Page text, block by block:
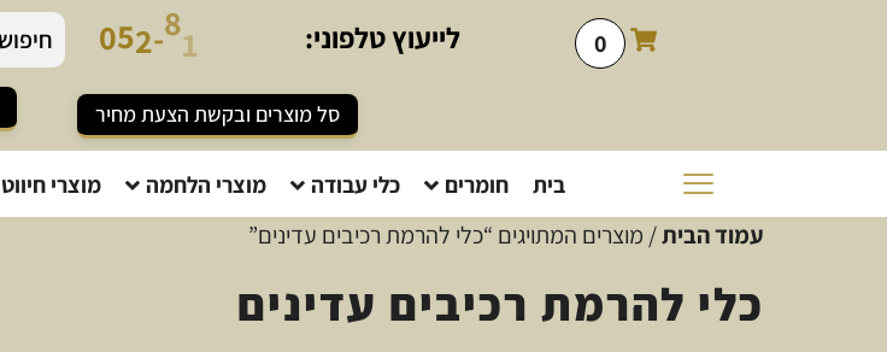
0 לייעוץטלפוני: 052-81
סל מוצרים ובקשת הצעת מחיר
בית חומרים כלי עבודה מוצרי הלחמה מוצרי חיווט
עמוד הבית/ מוצרים המתויגים “כלי להרמת רכיבים עדינים”
כלי להרמת רכיבים עדינים